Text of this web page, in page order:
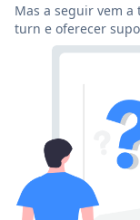
Mas a seguir vem
turn e oferecer